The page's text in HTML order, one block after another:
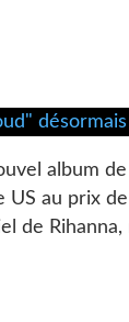
album
US au prix
de